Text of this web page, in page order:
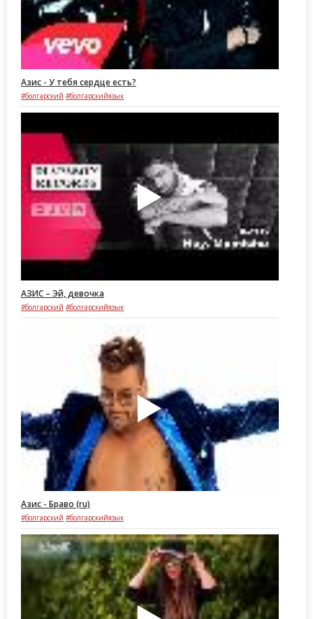
Азис - У тебя сердце есть?
#болгарский #болгарскийязык
АЗИС – Эй, девочка
#болгарский #болгарскийязык
Азис - Браво (ru)
#болгарский #болгарскийязык